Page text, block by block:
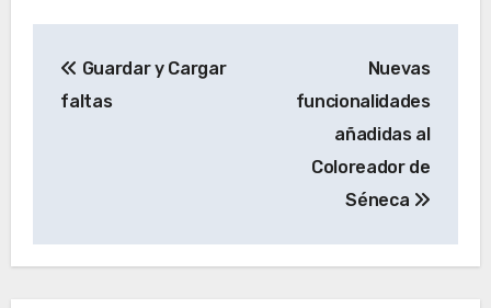
de
Guardar y Cargar
faltas
Nuevas
funcionalidades
añadidas al
Coloreador de
Séneca